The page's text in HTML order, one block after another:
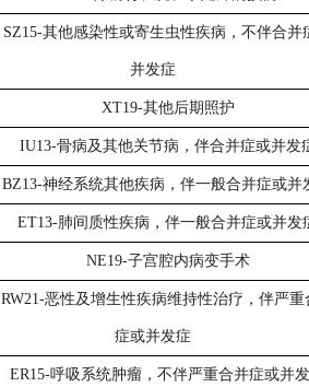
SZ15-其他感染性或寄生虫性疾病，不伴合并
并发症
XT19-其他后期照护
IU13-骨病及其他关节病，伴合并症或并发
BZ13-神经系统其他疾病，伴一般合并症或并
ET13-肺间质性疾病，伴一般合并症或并发
NE19-子宫腔内病变手术
RW21-恶性及增生性疾病维持性治疗，伴严重
症或并发症
ER15-呼吸系统肿瘤，不伴严重合并症或并